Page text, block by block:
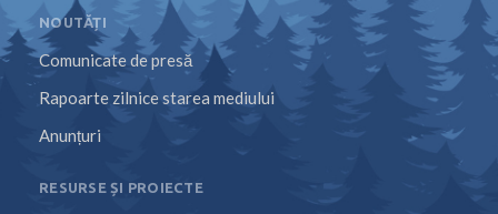
NOUTĂȚI
Comunicate de presă
Rapoarte zilnice starea mediului
Anunțuri
RESURSE ȘI PROIECTE